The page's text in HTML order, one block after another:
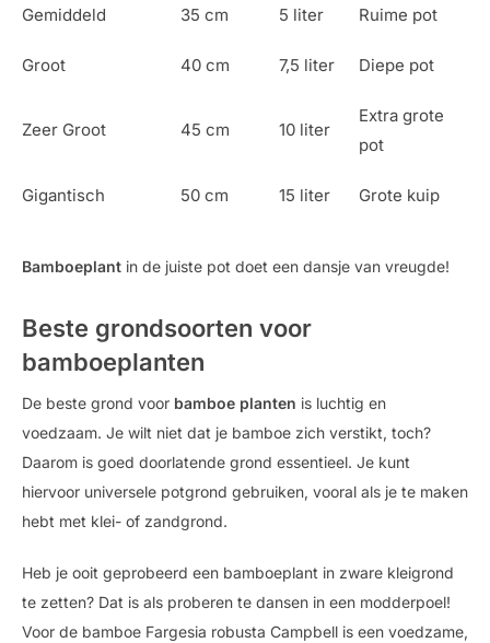
Gemiddeld 35 cm 5 liter Ruime pot
Groot 40 cm 7,5 liter Diepe pot
Zeer Groot 45 cm 10 liter
Extra grote
pot
Gigantisch 50 cm 15 liter Grote kuip
Bamboeplant in de juiste pot doet een dansje van vreugde!
Beste grondsoorten voor
bamboeplanten
De beste grond voor bamboe planten is luchtig en
voedzaam. Je wilt niet dat je bamboe zich verstikt, toch?
Daarom is goed doorlatende grond essentieel. Je kunt
hiervoor universele potgrond gebruiken, vooral als je te maken
hebt met klei- of zandgrond.
Heb je ooit geprobeerd een bamboeplant in zware kleigrond
te zetten? Dat is als proberen te dansen in een modderpoel!
Voor de bamboe Fargesia robusta Campbell is een voedzame,